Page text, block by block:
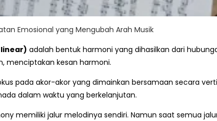
Emosional yang Mengubah Arah Musik
adalah bentuk harmoni yang dihasilkan dari
menciptakan kesan harmoni.
pada akor-akor yang dimainkan bersamaan secara
dalam waktu yang berkelanjutan.
memiliki jalur melodinya sendiri. Namun saat semua